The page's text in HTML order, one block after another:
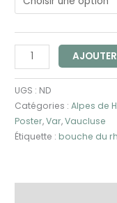
UGS : ND
Catégories :Alpes de
Poster,Var,Vaucluse
Étiquette : bouche du